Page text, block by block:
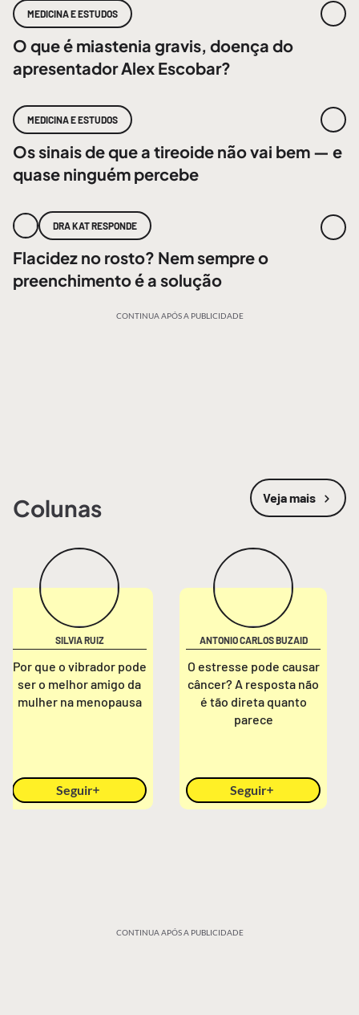
MEDICINA E ESTUDOS
O que é miastenia gravis, doença do
apresentador Alex Escobar?
MEDICINA E ESTUDOS
Os sinais de que a tireoide não vai bem — e
quase ninguém percebe
DRA KAT RESPONDE
Flacidez no rosto? Nem sempre o
preenchimento é a solução
CONTINUA APÓS A PUBLICIDADE
Colunas Veja mais
SILVIA RUIZ
Por que o vibrador pode
ser o melhor amigo da
mulher na menopausa
Seguir
ANTONIO CARLOS BUZAID
O estresse pode causar
câncer? A resposta não
é tão direta quanto
parece
Seguir
CONTINUA APÓS A PUBLICIDADE